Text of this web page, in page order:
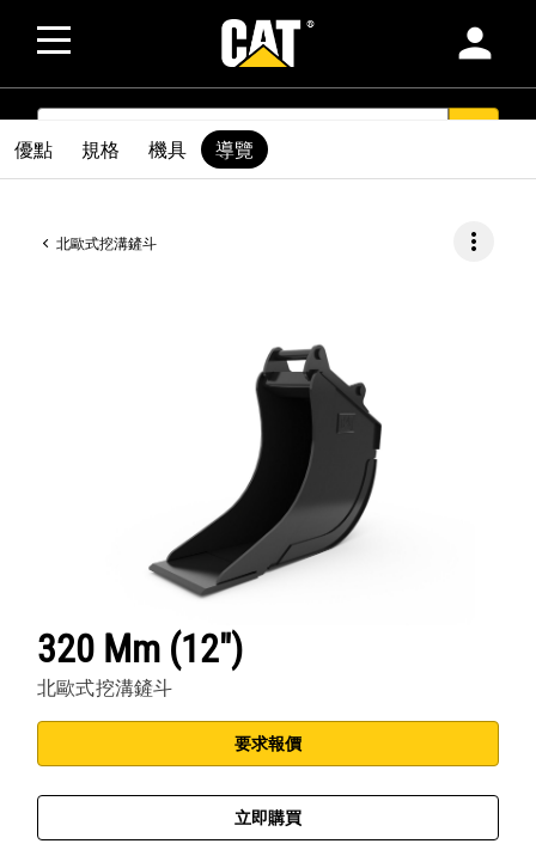
person
SEARCH
北歐式挖溝鏟斗 more_vert
320 Mm (12")
北歐式挖溝鏟斗
要求報價
立即購買
優點 規格 機具 導覽